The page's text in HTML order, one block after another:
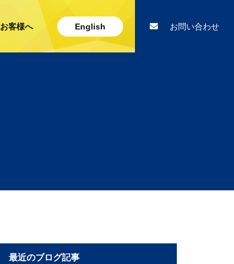
お客様へ English お問い合わせ
最近のブログ記事